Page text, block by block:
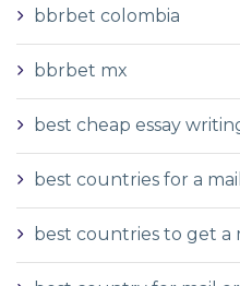
bbrbet colombia
bbrbet mx
best cheap essay
best countries for a
best countries to get a